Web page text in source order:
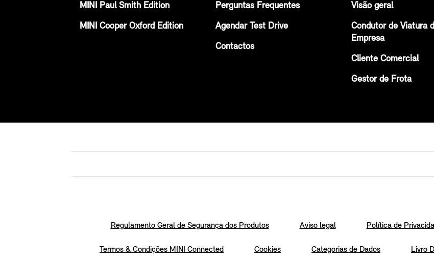
MINI Paul Smith Edition
MINI Cooper Oxford Edition
Perguntas Frequentes
Agendar Test Drive
Contactos
Visão geral
Condutor de Viatura
Empresa
Cliente Comercial
Gestor de Frota
Regulamento Geral de Segurança dos Produtos Aviso legal Política de
Termos & Condições MINI Connected Cookies Categorias de Dados Livro